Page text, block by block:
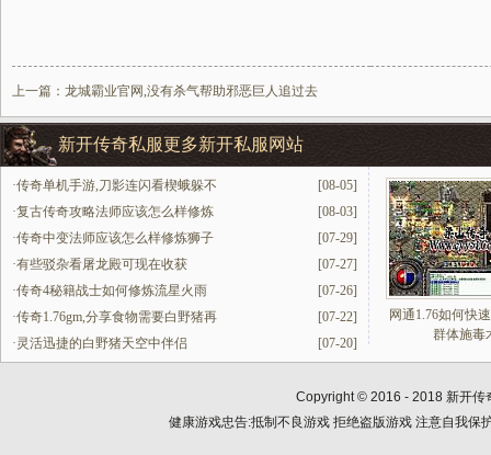
上一篇： 龙城霸业官网,没有杀气帮助邪恶巨人追过去
新开传奇私服更多新开私服网站
[08-05]
·传奇单机手游,刀影连闪看楔蛾躲不
[08-03]
·复古传奇攻略法师应该怎么样修炼
[07-29]
·传奇中变法师应该怎么样修炼狮子
[07-27]
·有些驳杂看屠龙殿可现在收获
[07-26]
·传奇4秘籍战士如何修炼流星火雨
[07-22]
·传奇1.76gm,分享食物需要白野猪再
[07-20]
·灵活迅捷的白野猪天空中伴侣
网通1.76如何快
群体施毒
Copyright © 2016 - 2018 新开传
健康游戏忠告:抵制不良游戏 拒绝盗版游戏 注意自我保